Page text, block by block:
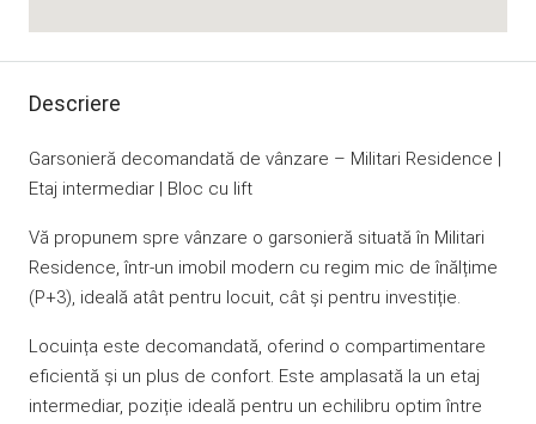
Descriere
Garsonieră decomandată de vânzare – Militari Residence |
Etaj intermediar | Bloc cu lift
Vă propunem spre vânzare o garsonieră situată în Militari
Residence, într-un imobil modern cu regim mic de înălțime
(P+3), ideală atât pentru locuit, cât și pentru investiție.
Locuința este decomandată, oferind o compartimentare
eficientă și un plus de confort. Este amplasată la un etaj
intermediar, poziție ideală pentru un echilibru optim între